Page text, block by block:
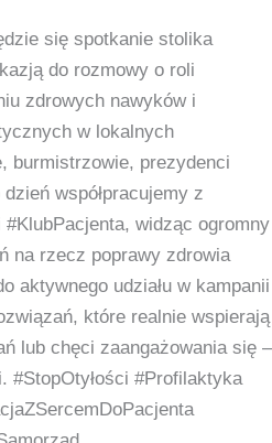
się spotkanie stolika
do rozmowy o roli
zdrowych nawyków i
w lokalnych
burmistrzowie, prezydenci
współpracujemy z
widząc ogromny
na rzecz poprawy zdrowia
aktywnego udziału w kampanii
które realnie wspierają
lub chęci zaangażowania się –
#StopOtyłości #Profilaktyka